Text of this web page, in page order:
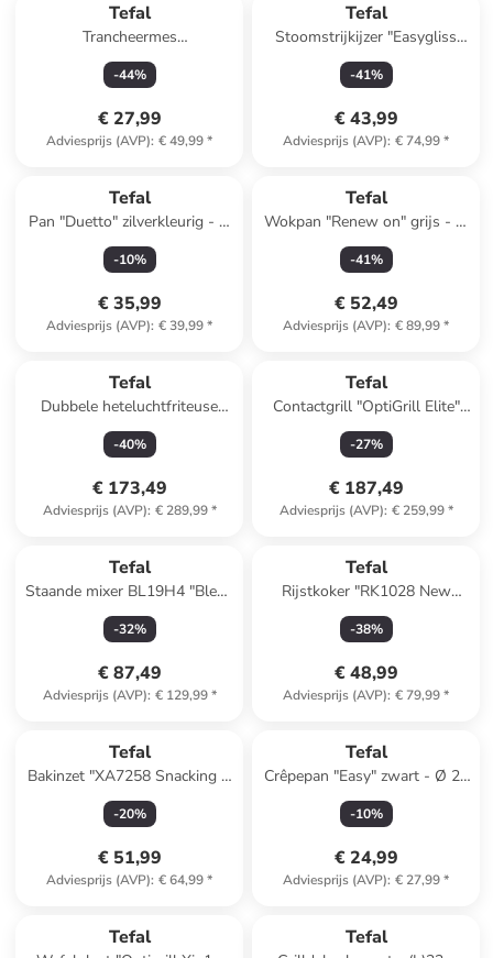
Tefal
Trancheermes
zilverkleurig/zwart - (L)20 cm
-44%
€ 27,99
Adviesprijs (AVP): € 49,99*
Tefal
Stoomstrijkijzer "Easygliss
Plus - FV5716E0" wit/paars
-41%
€ 43,99
Adviesprijs (AVP): € 74,99*
Tefal
Pan "Duetto" zilverkleurig - Ø
24 cm
-10%
€ 35,99
Adviesprijs (AVP): € 39,99*
Tefal
Wokpan "Renew on" grijs - Ø
28 cm
-41%
€ 52,49
Adviesprijs (AVP): € 89,99*
Tefal
Dubbele heteluchtfriteuse
"Dual Easy Fry" zwart - 11 l
-40%
€ 173,49
Adviesprijs (AVP): € 289,99*
Tefal
Contactgrill "OptiGrill Elite"
zilverkleurig
-27%
€ 187,49
Adviesprijs (AVP): € 259,99*
Tefal
Staande mixer BL19H4 "Blend
Up" blauw/zwart - 700 ml
-32%
€ 87,49
Adviesprijs (AVP): € 129,99*
Tefal
Rijstkoker "RK1028 New
Classic" zwart - 3 l
-38%
€ 48,99
Adviesprijs (AVP): € 79,99*
Tefal
Bakinzet "XA7258 Snacking &
Baking" voor de OptiGrill
zwart - 1,6 l
-20%
€ 51,99
Adviesprijs (AVP): € 64,99*
Tefal
Crêpepan "Easy" zwart - Ø 25
cm
-10%
€ 24,99
Adviesprijs (AVP): € 27,99*
Tefal Tefal